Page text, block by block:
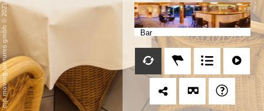
Bar
Bar Lounge
mp moving-pictures gmbh © 2021